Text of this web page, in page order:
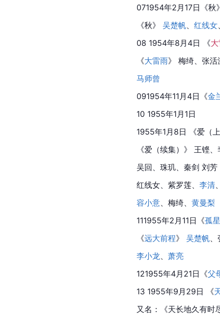
071954年2月17日《秋
《秋》 吴楚帆 红线女
08 1954年8月4日 《
《大雷雨》 梅绮、张活
马师曾
091954年11月4日《金
10 1955年1月1日
1955年1月8日 《爱（
《爱（续集）》 王铿、
吴回、珠玑、秦剑 刘
红线女、紫罗莲、 李清
容小意 、梅绮、 黄曼梨
111955年2月11日《孤
《远大前程》 吴楚帆
李小龙
萧亮
121955年4月21日《父
13 1955年9月29日 《
又名：《天长地久有时